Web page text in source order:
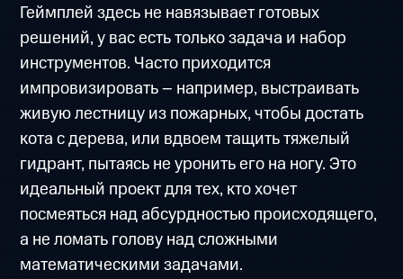
Геймплей здесь не навязывает готовых
решений, у вас есть только задача и набор
инструментов. Часто приходится
импровизировать – например, выстраивать
живую лестницу из пожарных, чтобы достать
кота с дерева, или вдвоем тащить тяжелый
гидрант, пытаясь не уронить его на ногу. Это
идеальный проект для тех, кто хочет
посмеяться над абсурдностью происходящего,
а не ломать голову над сложными
математическими задачами.